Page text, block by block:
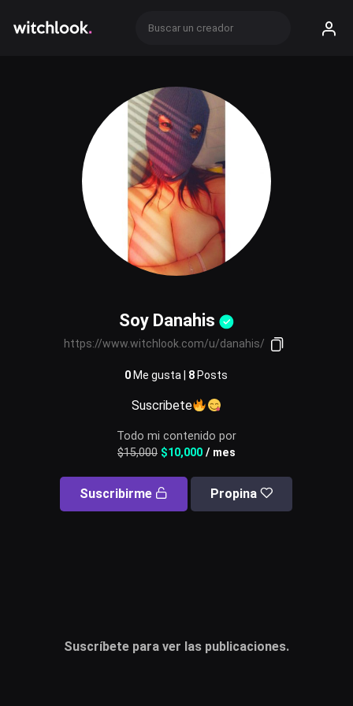
Soy Danahis
https://www.witchlook.com/u/danahis/
0 Me gusta | 8 Posts
Suscribete
Todo mi contenido por
$15,000 $10,000 / mes
Suscribirme Propina
Suscríbete para ver las publicaciones.